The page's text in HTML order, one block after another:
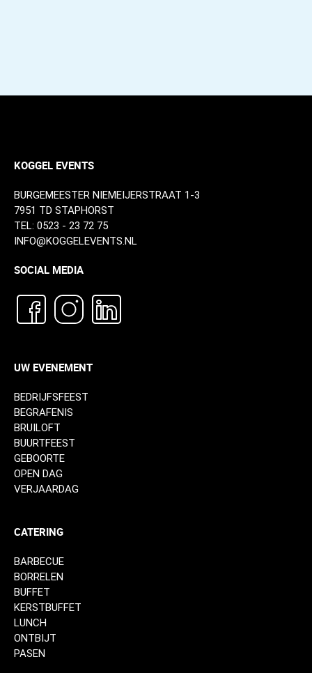
KOGGEL EVENTS
BURGEMEESTER NIEMEIJERSTRAAT 1-3
7951 TD STAPHORST
TEL: 0523 - 23 72 75
INFO@KOGGELEVENTS.NL
SOCIAL MEDIA
UW EVENEMENT
BEDRIJFSFEEST
BEGRAFENIS
BRUILOFT
BUURTFEEST
GEBOORTE
OPEN DAG
VERJAARDAG
CATERING
BARBECUE
BORRELEN
BUFFET
KERSTBUFFET
LUNCH
ONTBIJT
PASEN